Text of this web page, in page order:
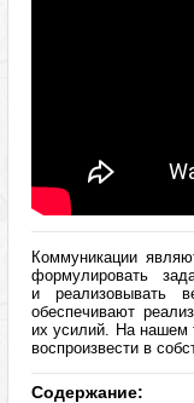
Коммуникации
формулировать
и реализовывать
обеспечивают
их усилий. На нашем
воспроизвести в
Содержание: